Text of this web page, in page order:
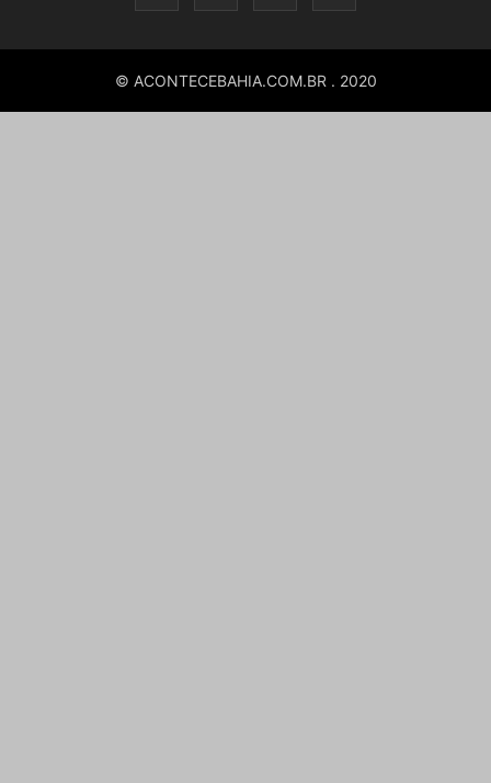
© ACONTECEBAHIA.COM.BR . 2020